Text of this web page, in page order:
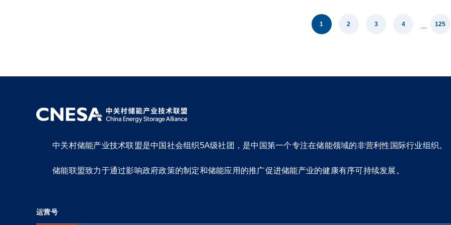
1 2 3 4 ... 125
中关村储能产业技术联盟是中国社会组织5A级社团，是中国第一个专注在储能领域的非营利性国际行业组织。
储能联盟致力于通过影响政府政策的制定和储能应用的推广促进储能产业的健康有序可持续发展。
运营号